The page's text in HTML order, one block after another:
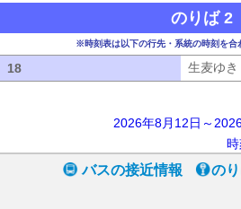
のりば 2
※時刻表は以下の行先・系統の時刻を合
18 生麦ゆき
2026年8月12日～
バスの接近情報 の